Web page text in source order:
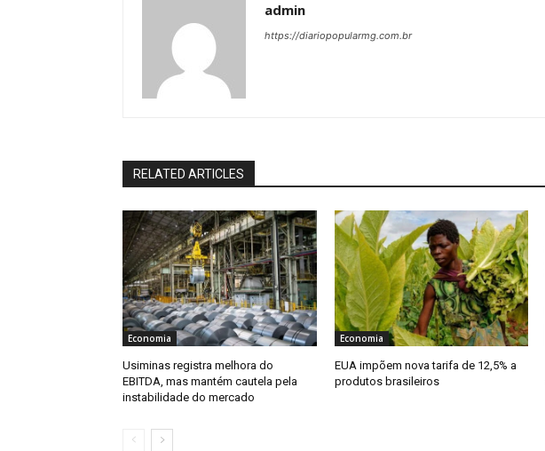
admin
https://diariopopularmg.com.br
RELATED ARTICLES
Economia
Usiminas registra melhora do
EBITDA, mas mantém cautela pela
instabilidade do mercado
Economia
EUA impõem nova tarifa de 12,5% a
produtos brasileiros